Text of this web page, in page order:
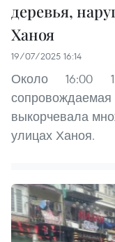
деревья,
Ханоя
19/07/2025 16:14
Около 16:00
выкорчевала
улицах Ханоя.